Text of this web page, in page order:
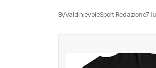
ByValdinievoleSport Redazione7